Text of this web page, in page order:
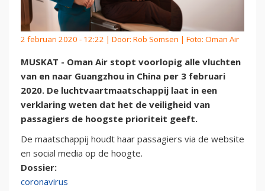
2 februari 2020 - 12:22 | Door: Rob Somsen | Foto: Oman Air
MUSKAT - Oman Air stopt voorlopig alle vluchten
van en naar Guangzhou in China per 3 februari
2020. De luchtvaartmaatschappij laat in een
verklaring weten dat het de veiligheid van
passagiers de hoogste prioriteit geeft.
De maatschappij houdt haar passagiers via de website
en social media op de hoogte.
Dossier:
coronavirus